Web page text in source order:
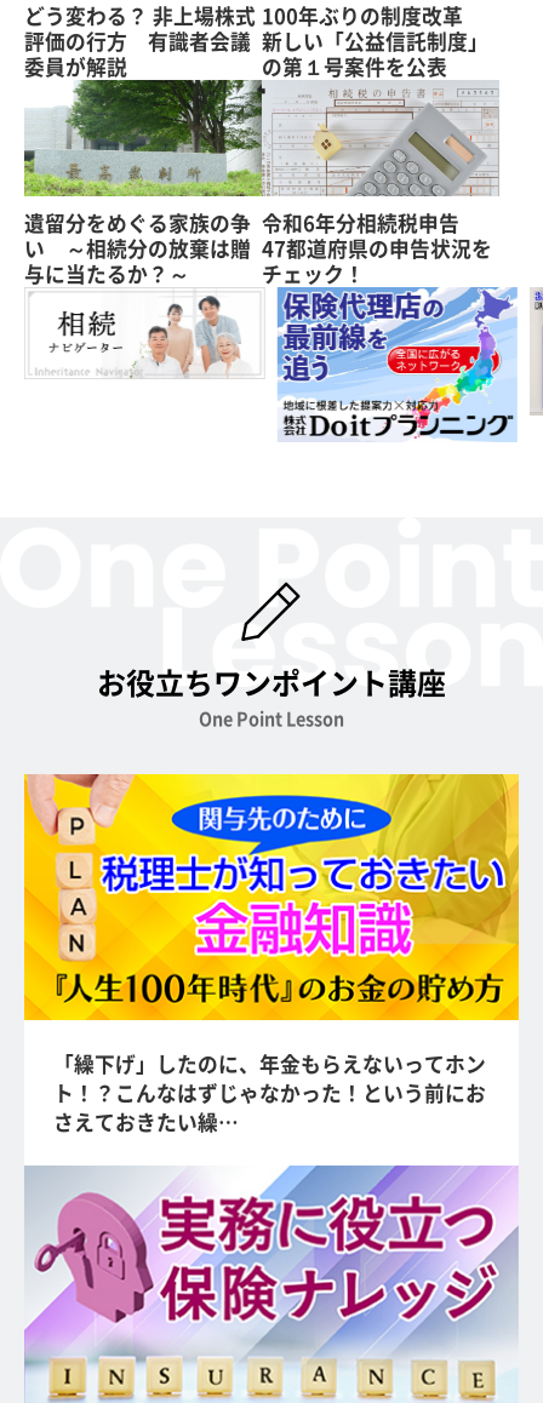
どう変わる？ 非上場株式
評価の行方 有識者会議
委員が解説
100年ぶりの制度改革
新しい「公益信託制度」
の第１号案件を公表
遺留分をめぐる家族の争
い ～相続分の放棄は贈
与に当たるか？～
令和6年分相続税申告
47都道府県の申告状況を
チェック！
お役立ちワンポイント講座
One Point Lesson
「繰下げ」したのに、年金もらえないってホン
ト！？こんなはずじゃなかった！という前にお
さえておきたい繰…